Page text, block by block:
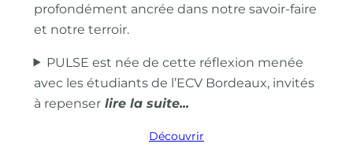
profondément ancrée dans notre savoir-faire
et notre terroir.
PULSE est née de cette réflexion menée
avec les étudiants de l’ECV Bordeaux, invités
à repenser
Découvrir